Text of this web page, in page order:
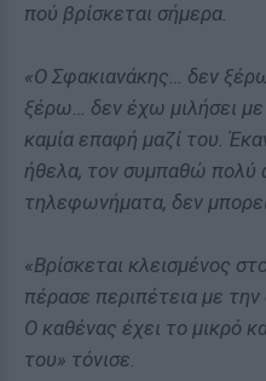
πού βρίσκεται σήμερα.
«Ο Σφακιανάκης… δεν
ξέρω… δεν έχω μιλήσει
καμία επαφή μαζί του.
ήθελα, τον συμπαθώ πολύ
τηλεφωνήματα, δεν
«Βρίσκεται κλεισμένος
πέρασε περιπέτεια με
Ο καθένας έχει το μικρό
του» τόνισε.